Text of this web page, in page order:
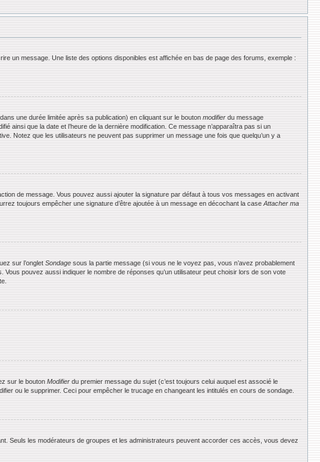
un message. Une liste des options disponibles est affichée en bas de page des forums, exemple :
une durée limitée après sa publication) en cliquant sur le bouton modifier du message
ainsi que la date et l’heure de la dernière modification. Ce message n’apparaîtra pas si un
Notez que les utilisateurs ne peuvent pas supprimer un message une fois que quelqu’un y a
de message. Vous pouvez aussi ajouter la signature par défaut à tous vos messages en activant
toujours empêcher une signature d’être ajoutée à un message en décochant la case Attacher ma
sur l’onglet Sondage sous la partie message (si vous ne le voyez pas, vous n’avez probablement
pouvez aussi indiquer le nombre de réponses qu’un utilisateur peut choisir lors de son vote
sur le bouton Modifier du premier message du sujet (c’est toujours celui auquel est associé le
ou le supprimer. Ceci pour empêcher le trucage en changeant les intitulés en cours de sondage.
Seuls les modérateurs de groupes et les administrateurs peuvent accorder ces accès, vous devez